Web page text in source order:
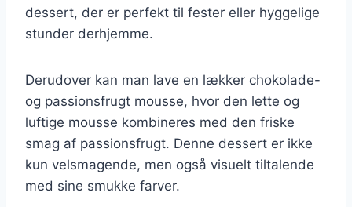
dessert, der er perfekt til fester eller hyggelige
stunder derhjemme.
Derudover kan man lave en lækker chokolade-
og passionsfrugt mousse, hvor den lette og
luftige mousse kombineres med den friske
smag af passionsfrugt. Denne dessert er ikke
kun velsmagende, men også visuelt tiltalende
med sine smukke farver.